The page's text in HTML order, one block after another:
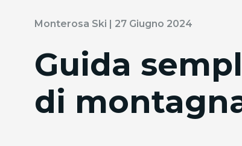
Monterosa Ski | 27 Giugno 2024
Guida
di